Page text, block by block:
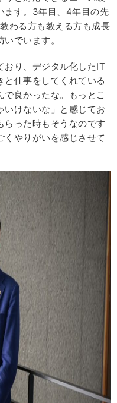
ます。3年目、4年目の先
わる方も教える方も成長
でいます。
おり、デジタル化したIT
仕事をしてくれている
良かったな。もっとこ
いけないな」と感じてお
らった時もそうなのです
やりがいを感じさせて